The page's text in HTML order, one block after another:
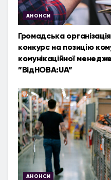
АНОНСИ
Громадська
конкурс на позицію
комунікаційної
”ВідНОВА:UA”
АНОНСИ